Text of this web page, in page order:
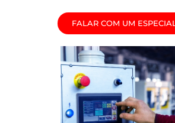
FALAR COM UM